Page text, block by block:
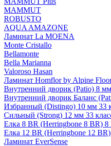
MAMMUT
ROBUSTO
AQUA AMAZONE
Ламинат La MOENA
Monte Cristallo
Bellamonte
Bella Marianna
Valoroso Hasan
Ламинат Homflor by Alpine
Внутренний дворик (Patio) 8
Внутренний дворик Баланс
Избранный (Distingo) 10 мм 33
Сильный (Strong) 12 мм 33
Елка 8 BR (Herringbone 8 BR) 8
Елка 12 BR (Herringbone 12
Ламинат EverSense